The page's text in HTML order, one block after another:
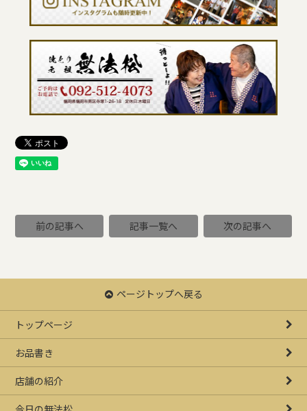
前の記事へ 記事一覧へ 次の記事へ
ページトップへ戻る
トップページ
お品書き
店舗の紹介